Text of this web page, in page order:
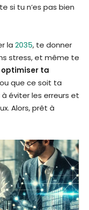
si tu n’es pas bien
la 2035, te donner
stress, et même te
optimiser ta
que ce soit ta
éviter les erreurs et
Alors, prêt à